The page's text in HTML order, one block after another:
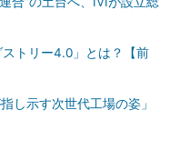
トリー4.0」とは？【前
し示す次世代工場の姿」